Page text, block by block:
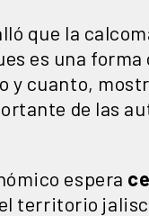
que la
es una
y cuanto,
de las
espera
territorio